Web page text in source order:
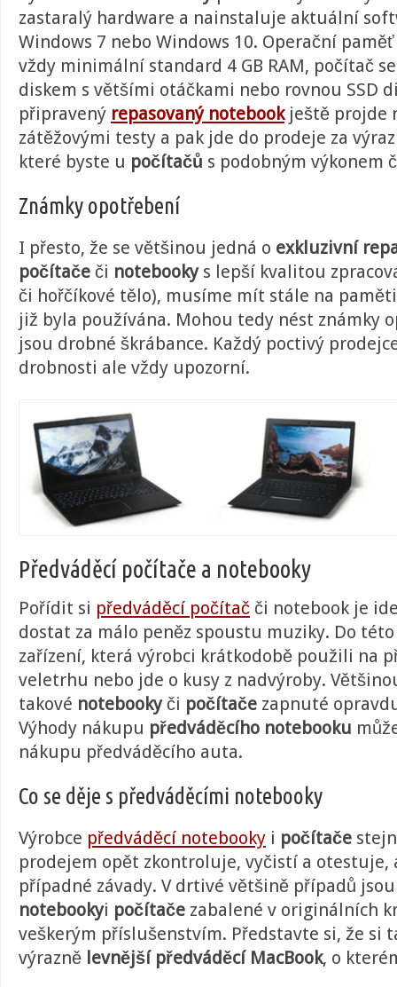
zastaralý hardware a nainstaluje aktuální
Windows 7 nebo Windows 10. Operační
vždy minimální standard 4 GB RAM, počítač
diskem s většími otáčkami nebo rovnou SSD
připravený repasovaný notebookještě projde
zátěžovými testy a pak jde do prodeje za
které byste u počítačů s podobným výkonem
Známky opotřebení
I přesto, že se většinou jedná o exkluzivní
počítače či notebookys lepší kvalitou
či hořčíkové tělo), musíme mít stále na
již byla používána. Mohou tedy nést známky
jsou drobné škrábance. Každý poctivý
drobnosti ale vždy upozorní.
Předváděcí počítače a notebooky
Pořídit si předváděcí počítač či notebook je
dostat za málo peněz spoustu muziky. Do
zařízení, která výrobci krátkodobě použili na
veletrhu nebo jde o kusy z nadvýroby.
takové notebookyči počítače zapnuté
Výhody nákupu předváděcího notebooku
nákupu předváděcího auta.
Co se děje s předváděcími notebooky
Výrobce předváděcí notebooky i počítače
prodejem opět zkontroluje, vyčistí a otestuje,
případné závady. V drtivé většině případů
notebookyi počítače zabalené v originálních
veškerým příslušenstvím. Představte si, že si
výrazně levnější předváděcí MacBook, o